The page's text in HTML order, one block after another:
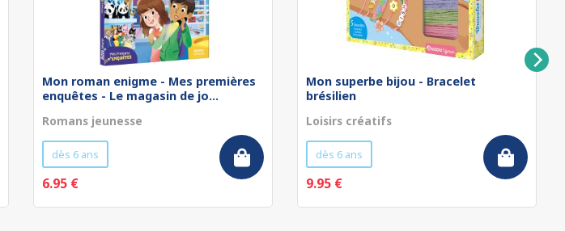
Mon roman enigme - Mes premières
enquêtes - Le magasin de jo...
Romans jeunesse
dès 6 ans
6.95 €
Mon superbe bijou - Bracelet
brésilien
Loisirs créatifs
dès 6 ans
9.95 €